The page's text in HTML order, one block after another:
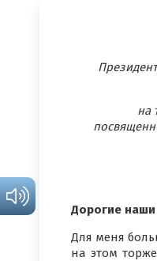
на
Дорогие
Для меня
на этом